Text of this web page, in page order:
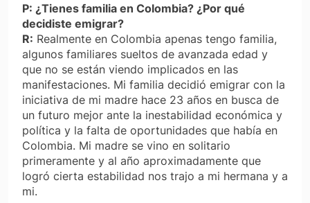
P: ¿Tienes familia en Colombia? ¿Por qué
decidiste emigrar?
R: Realmente en Colombia apenas tengo familia,
algunos familiares sueltos de avanzada edad y
que no se están viendo implicados en las
manifestaciones. Mi familia decidió emigrar con la
iniciativa de mi madre hace 23 años en busca de
un futuro mejor ante la inestabilidad económica y
política y la falta de oportunidades que había en
Colombia. Mi madre se vino en solitario
primeramente y al año aproximadamente que
logró cierta estabilidad nos trajo a mi hermana y a
mi.